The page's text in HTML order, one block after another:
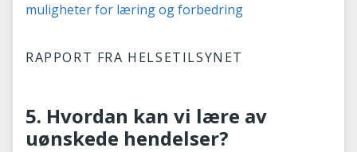
muligheter for læring og forbedring
RAPPORT FRA HELSETILSYNET
5. Hvordan kan vi lære av
uønskede hendelser?